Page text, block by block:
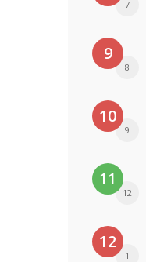
7
9
8
10
9
11
12
12
1